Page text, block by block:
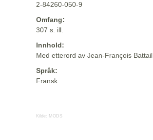
2-84260-050-9
Omfang:
307 s. ill.
Innhold:
Med etterord av Jean-François Battail
Språk:
Fransk
Kilde: MODS